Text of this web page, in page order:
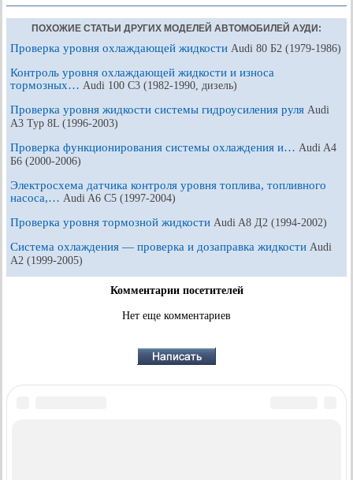
ПОХОЖИЕ СТАТЬИ ДРУГИХ МОДЕЛЕЙ АВТОМОБИЛЕЙ АУДИ:
Проверка уровня охлаждающей жидкости Audi 80 Б2 (1979-1986)
Контроль уровня охлаждающей жидкости и износа
тормозных… Audi 100 С3 (1982-1990, дизель)
Проверка уровня жидкости системы гидроусиления руля Audi
A3 Typ 8L (1996-2003)
Проверка функционирования системы охлаждения и… Audi A4
Б6 (2000-2006)
Электросхема датчика контроля уровня топлива, топливного
насоса,… Audi A6 С5 (1997-2004)
Проверка уровня тормозной жидкости Audi A8 Д2 (1994-2002)
Система охлаждения — проверка и дозаправка жидкости Audi
А2 (1999-2005)
Комментарии посетителей
Нет еще комментариев